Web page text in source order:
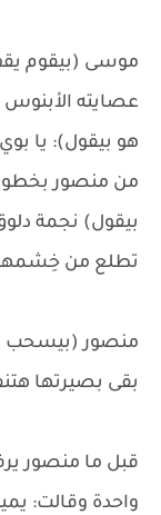
موسى (بيقوم
عصايته
هو بيقول): يا
من منصور
بيقول) نجمة
تطلع من خِشمها
منصور (بيسحب
بقى بصيرتها
قبل ما منصور
واحدة وقالت: